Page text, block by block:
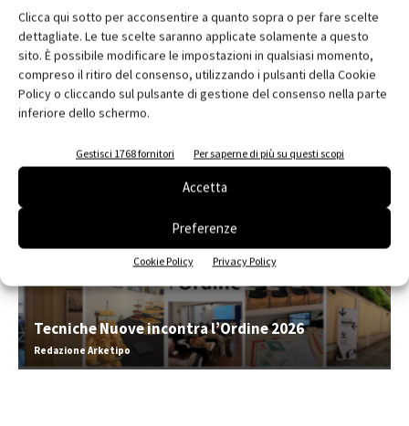
Clicca qui sotto per acconsentire a quanto sopra o per fare scelte
dettagliate. Le tue scelte saranno applicate solamente a questo
sito. È possibile modificare le impostazioni in qualsiasi momento,
compreso il ritiro del consenso, utilizzando i pulsanti della Cookie
Policy o cliccando sul pulsante di gestione del consenso nella parte
inferiore dello schermo.
Gestisci 1768 fornitori Per saperne di più su questi scopi
Accetta
Preferenze
Cookie Policy Privacy Policy
Iscriviti alla newsletter
EVENTI
Tecniche Nuove incontra l’Ordine 2026
Redazione Arketipo